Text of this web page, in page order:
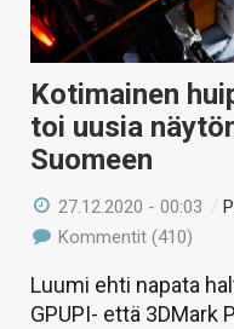
Kotimainen
toi uusia
Suomeen
27.12.2020 - 00:03 /
Kommentit (410)
Luumi ehti napata
GPUPI- että 3DMark